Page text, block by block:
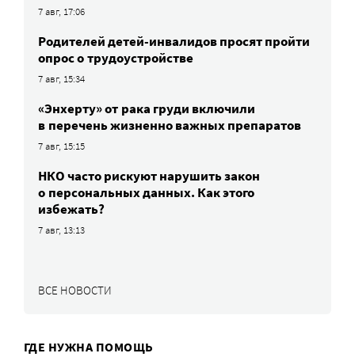
7 авг, 17:06
Родителей детей-инвалидов просят пройти
опрос о трудоустройстве
7 авг, 15:34
«Энхерту» от рака груди включили
в перечень жизненно важных препаратов
7 авг, 15:15
НКО часто рискуют нарушить закон
о персональных данных. Как этого
избежать?
7 авг, 13:13
ВСЕ НОВОСТИ
ГДЕ НУЖНА ПОМОЩЬ